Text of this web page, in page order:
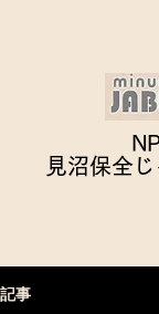
見沼保全
記事